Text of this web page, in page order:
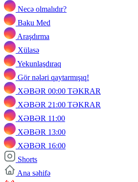
Necə olmalıdır?
Baku Med
Araşdırma
Xülasə
Yekunlaşdıraq
Gör nələri qaytarmışıq!
XƏBƏR 00:00 TƏKRAR
XƏBƏR 21:00 TƏKRAR
XƏBƏR 11:00
XƏBƏR 13:00
XƏBƏR 16:00
Shorts
Ana səhifə